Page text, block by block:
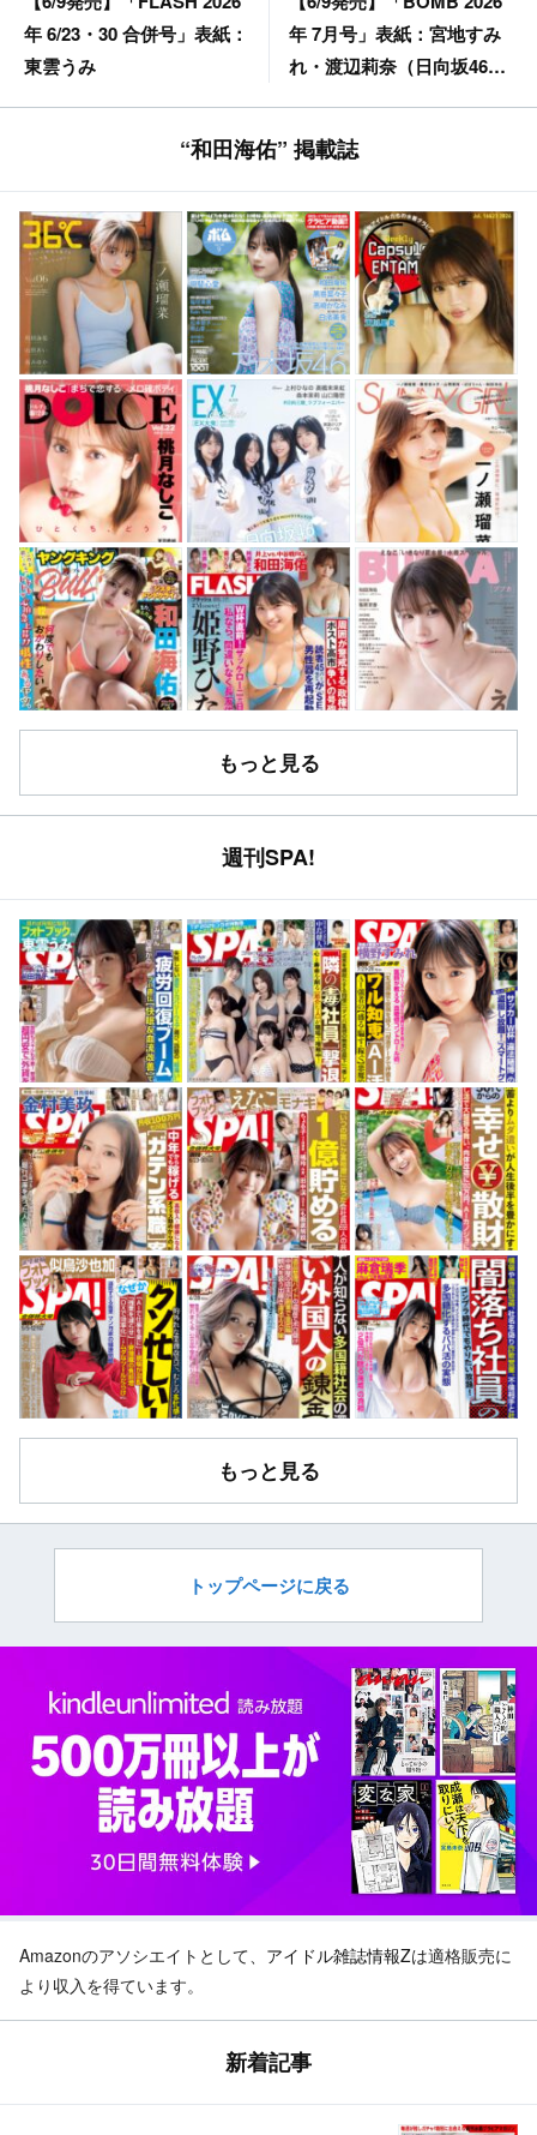
年 6/23・30 合併号」表紙：
東雲うみ
年 7月号」表紙：宮地すみ
れ・渡辺莉奈（日向坂46）
“和田海佑” 掲載誌
もっと見る
週刊SPA!
もっと見る
トップページに戻る
Amazonのアソシエイトとして、 アイドル雑誌情報Zは適格販売に
より収入を得ています。
新着記事